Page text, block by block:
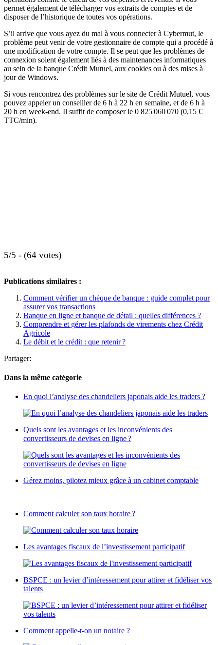
permet également de télécharger vos extraits de comptes et de
disposer de l’historique de toutes vos opérations.
S’il arrive que vous ayez du mal à vous connecter à Cybermut, le
problème peut venir de votre gestionnaire de compte qui a procédé à
une modification de votre compte. Il se peut que les problèmes de
connexion soient également liés à des maintenances informatiques
au sein de la banque Crédit Mutuel, aux cookies ou à des mises à
jour de Windows.
Si vous rencontrez des problèmes sur le site de Crédit Mutuel, vous
pouvez appeler un conseiller de 6 h à 22 h en semaine, et de 6 h à
20 h en week-end. Il suffit de composer le 0 825 060 070 (0,15 €
TTC/min).
5/5 - (64 votes)
Publications similaires :
Comment vérifier un chèque de banque : guide complet pour
assurer vos transactions
Banque en ligne et banque de détail : quelles différences ?
Comprendre et gérer les plafonds de virements chez Crédit
Agricole
Le débit et le crédit : que retenir ?
Partager:
Dans la même catégorie
En quoi l’analyse des chandeliers japonais aide les traders ?
Quels sont les avantages et les inconvénients des
convertisseurs de devises en ligne ?
Gérez moins, pilotez mieux grâce à un cabinet comptable
Comment calculer son taux horaire ?
Les avantages fiscaux de l’investissement participatif
BSPCE : un levier d’intéressement pour attirer et fidéliser vos
talents
Comment appelle-t-on un notaire ?